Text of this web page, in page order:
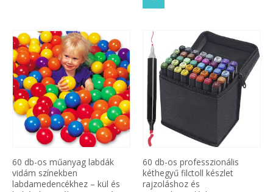
60 db-os műanyag labdák
vidám színekben
labdamedencékhez – kül és
60 db-os professzionális
kéthegyű filctoll készlet
rajzoláshoz és